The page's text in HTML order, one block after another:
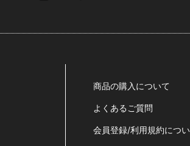
商品の購入について
よくあるご質問
会員登録/利用規約につ